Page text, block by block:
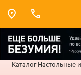
Каталог Настольные